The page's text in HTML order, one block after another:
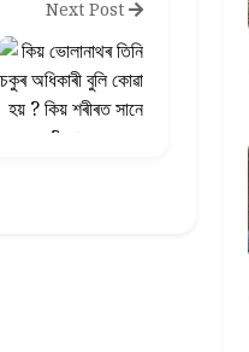
Next Post